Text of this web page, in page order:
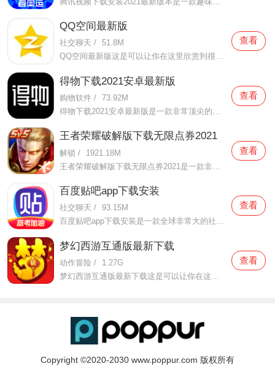
QQ空间最新版
社交聊天 / 51.8M
QQ空间最新版这是可以让你在这里欣赏到很多优质的内容欣赏体验的手机视频软件，在这里的内容有很多都是好友的动态，而且还有很多的互动功能可以让你跟好友之间的亲密度再次提升，大家在这里可以感受到很多优质的社交和很多有趣的心情分享，不仅可以跟人互动，这软件也是自己
查看
得物下载2021安卓最新版
购物软件 / 73.92M
查看
王者荣耀破解版下载无限点券2021
解锁 /
1921.18M
王者荣耀破解版下载无限点券2021是一款非常火热的手机游戏。在这款王者荣耀破解版下载无限点券2021中有着非常好用的辅助工具，在这里面你可以轻轻松松就获得点券的使用，而且还是可以无限使用的哦，完全没有受限制，只要你下载了这款王者荣耀破解版下载无限点券2021之后就可以
查看
百度贴吧app下载安装
社交聊天 / 93.15M
百度贴吧app下载安装是一款全球非常大的社交软件。在这款百度贴吧app下载安装里面汇聚了很多有共同兴趣的小伙伴们，在这里面有各种你会感兴趣的兴趣贴，同时你也会发现这里面有非常多的共同爱好的小伙伴，在这里面你还可以和他们一起玩耍，一起在帖子里畅所欲言，发挥你的脑
查看
梦幻西游互通版最新下载
动作冒险 /
1.27G
梦幻西游互通版最新下载这是可以让你在这里得到很多不一样的快乐互动内容的手机软件，不只是可以自由的去欣赏到很多不一样的欢乐内容，还有各种精彩的战斗模式可以给你全新的体验，大家在这里还可以自由的和很多的小伙伴们一起开心的进行各种战斗，进行有趣的开黑，感受到
查看
Copyright ©2020-2030 www.poppur.com 版权所有